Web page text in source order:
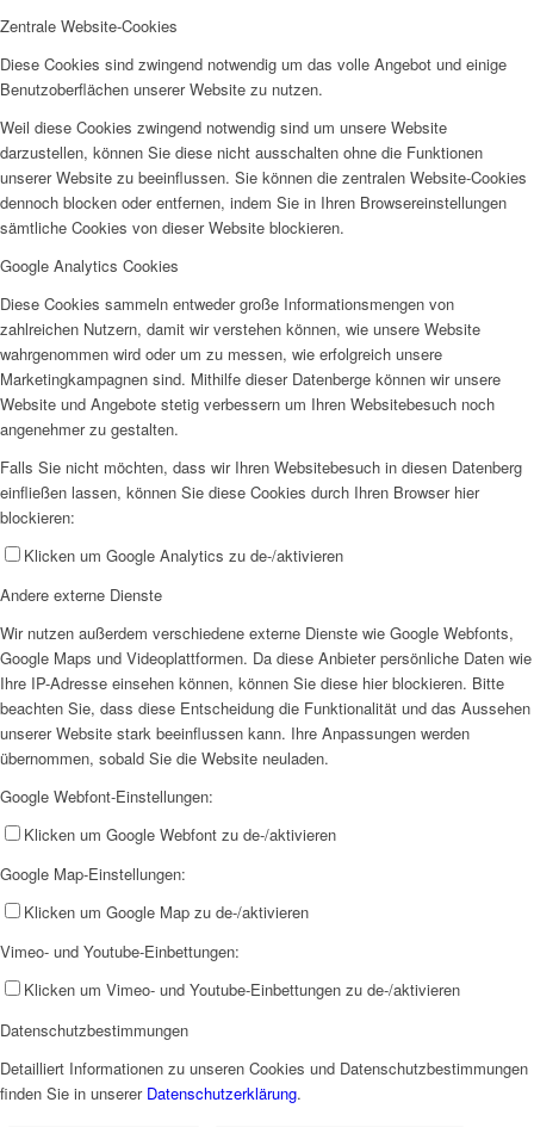
Zentrale Website-Cookies
Diese Cookies sind zwingend notwendig um das volle Angebot und einige
Benutzoberflächen unserer Website zu nutzen.
Weil diese Cookies zwingend notwendig sind um unsere Website
darzustellen, können Sie diese nicht ausschalten ohne die Funktionen
unserer Website zu beeinflussen. Sie können die zentralen Website-Cookies
dennoch blocken oder entfernen, indem Sie in Ihren Browsereinstellungen
sämtliche Cookies von dieser Website blockieren.
Google Analytics Cookies
Diese Cookies sammeln entweder große Informationsmengen von
zahlreichen Nutzern, damit wir verstehen können, wie unsere Website
wahrgenommen wird oder um zu messen, wie erfolgreich unsere
Marketingkampagnen sind. Mithilfe dieser Datenberge können wir unsere
Website und Angebote stetig verbessern um Ihren Websitebesuch noch
angenehmer zu gestalten.
Falls Sie nicht möchten, dass wir Ihren Websitebesuch in diesen Datenberg
einfließen lassen, können Sie diese Cookies durch Ihren Browser hier
blockieren:
Klicken um Google Analytics zu de-/aktivieren
Andere externe Dienste
Wir nutzen außerdem verschiedene externe Dienste wie Google Webfonts,
Google Maps und Videoplattformen. Da diese Anbieter persönliche Daten wie
Ihre IP-Adresse einsehen können, können Sie diese hier blockieren. Bitte
beachten Sie, dass diese Entscheidung die Funktionalität und das Aussehen
unserer Website stark beeinflussen kann. Ihre Anpassungen werden
übernommen, sobald Sie die Website neuladen.
Google Webfont-Einstellungen:
Klicken um Google Webfont zu de-/aktivieren
Google Map-Einstellungen:
Klicken um Google Map zu de-/aktivieren
Vimeo- und Youtube-Einbettungen:
Klicken um Vimeo- und Youtube-Einbettungen zu de-/aktivieren
Datenschutzbestimmungen
Detailliert Informationen zu unseren Cookies und Datenschutzbestimmungen
finden Sie in unserer Datenschutzerklärung.